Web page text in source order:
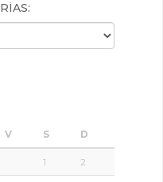
V S D
1 2